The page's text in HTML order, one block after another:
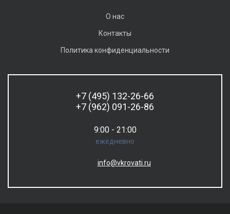
О нас
Контакты
Политика конфиденциальности
+7 (495) 132-26-66
+7 (962) 091-26-86
9:00 - 21:00
ежедневно
info@vkrovati.ru